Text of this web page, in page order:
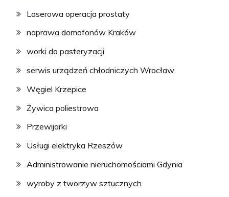
Laserowa operacja prostaty
naprawa domofonów Kraków
worki do pasteryzacji
serwis urządzeń chłodniczych Wrocław
Węgiel Krzepice
Żywica poliestrowa
Przewijarki
Usługi elektryka Rzeszów
Administrowanie nieruchomościami Gdynia
wyroby z tworzyw sztucznych